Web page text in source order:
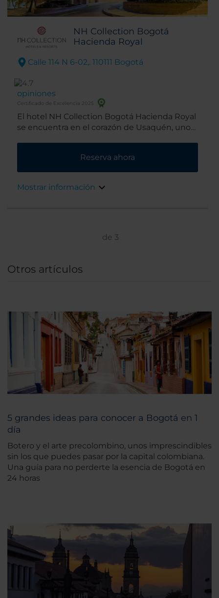
NH Collection Bogotá
Hacienda Royal
Calle 114 N 6-02,. 110111 Bogotá
opiniones
Certificado de Excelencia 2025
El hotel NH Collection Bogotá Hacienda Royal
se encuentra en el corazón de Usaquén, uno
colonial ofrece vistas panorámicas de las
montañas que rodean la ciudad.
Reserva ahora
Mostrar información
de 3
Otros artículos
5 grandes ideas para conocer a Bogotá en 1
día
Botero y el arte precolombino, unos imprescindibles
sin los que puedes pasar por la capital colombiana.
Una guía para no perderte la esencia de Bogotá en
24 horas